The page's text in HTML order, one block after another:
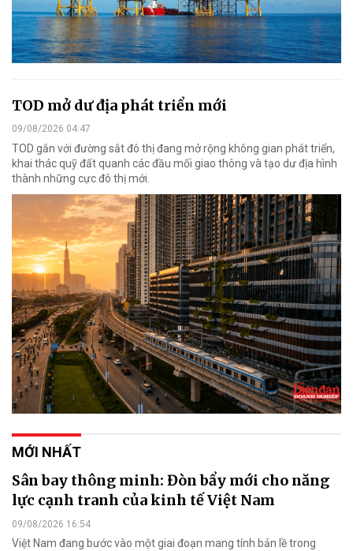
TOD mở dư địa phát triển mới
09/08/2026 04:47
TOD gắn với đường sắt đô thị đang mở rộng không gian phát triển,
khai thác quỹ đất quanh các đầu mối giao thông và tạo dư địa hình
thành những cực đô thị mới.
MỚI NHẤT
Sân bay thông minh: Đòn bẩy mới cho năng
lực cạnh tranh của kinh tế Việt Nam
09/08/2026 16:54
Việt Nam đang bước vào một giai đoạn mang tính bản lề trong